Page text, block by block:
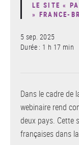
LE SITE «
» FRANCE-
5 sep. 2025
Durée : 1 h 17 min
Dans le cadre de
webinaire rend
deux pays. Cette
françaises dans